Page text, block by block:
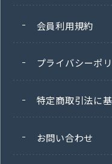
会員利用規約
プライバシーポ
特定商取引法に
お問い合わせ